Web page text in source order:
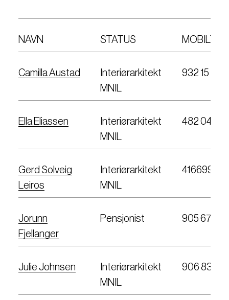
NAVN STATUS
Camilla Austad
Interiørarkitekt
MNIL
932 15 692
Ella Eliassen
Interiørarkitekt
MNIL
482 04
Gerd Solveig
Leiros
Interiørarkitekt
MNIL
41669957
Jorunn
Fjellanger
Pensjonist 905 67
Julie Johnsen
Interiørarkitekt
MNIL
906 83